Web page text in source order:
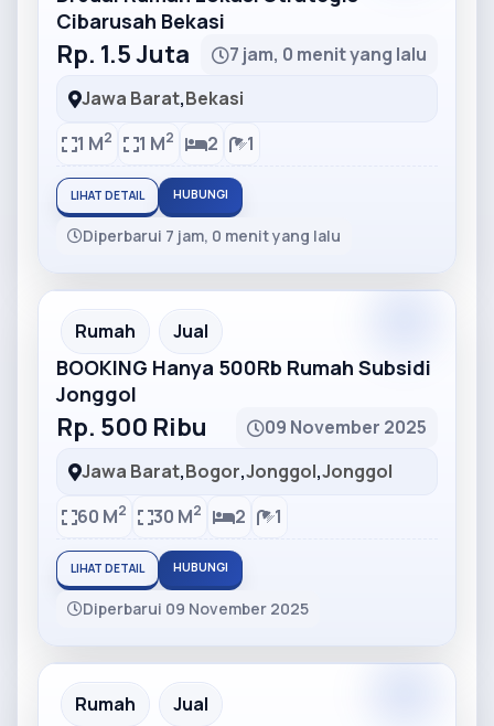
Cibarusah Bekasi
Rp. 1.5 Juta
7 jam, 0 menit yang lalu
Jawa Barat,Bekasi
1 M2 1 M2 2 1
LIHAT DETAIL HUBUNGI
Diperbarui 7 jam, 0 menit yang lalu
Partner Ad
Rumah Jual
BOOKING Hanya 500Rb Rumah Subsidi
Jonggol
Rp. 500 Ribu
09 November 2025
Jawa Barat,Bogor,Jonggol,Jonggol
60 M2 30 M2 2 1
LIHAT DETAIL HUBUNGI
Diperbarui 09 November 2025
Partner Ad
Rumah Jual